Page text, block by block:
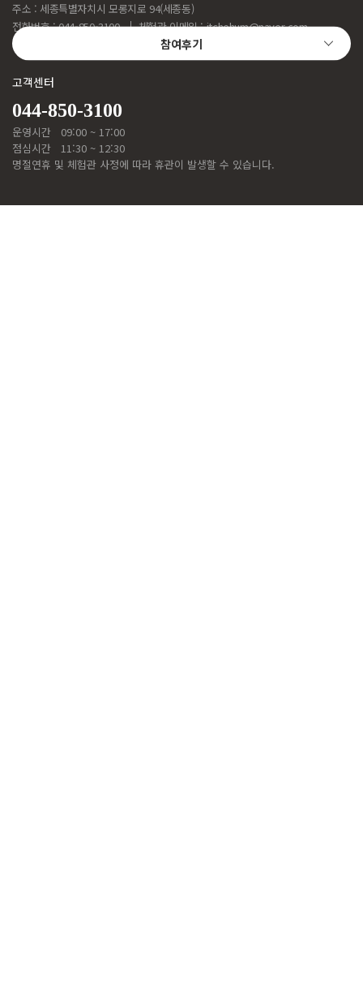
참여후기
주소 : 세종특별자치시 모롱지로 94(세종동)
전화번호 : 044-850-3100
체험관 이메일 :jtchehum@naver.com
Copyright
2022 세종전통문화체험관. All right reserved
고객센터
044-850-3100
운영시간
09:00 ~ 17:00
점심시간
11:30 ~ 12:30
명절연휴 및 체험관 사정에 따라 휴관이 발생할 수 있습니다.